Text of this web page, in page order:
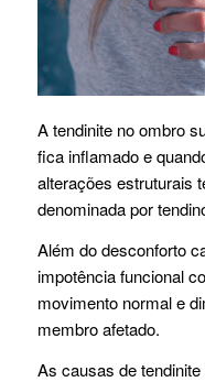
A tendinite no ombro
fica inflamado e
alterações estruturais
denominada por
Além do desconforto
impotência funcional
movimento normal e
membro afetado.
As causas de